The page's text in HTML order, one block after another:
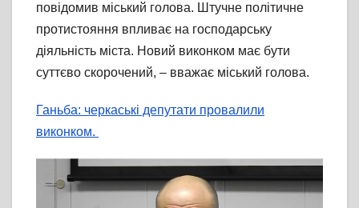
повідомив міський голова. Штучне політичне
протистояння впливає на господарську
діяльність міста. Новий виконком має бути
суттєво скорочений, – вважає міський голова.
Ганьба: черкаські депутати провалили
виконком.